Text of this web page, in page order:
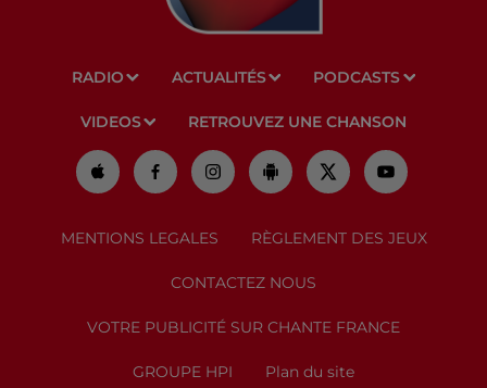
RADIO ACTUALITÉS PODCASTS
VIDEOS RETROUVEZ UNE CHANSON
MENTIONS LEGALES RÈGLEMENT DES JEUX
CONTACTEZ NOUS
VOTRE PUBLICITÉ SUR CHANTE FRANCE
GROUPE HPI Plan du site